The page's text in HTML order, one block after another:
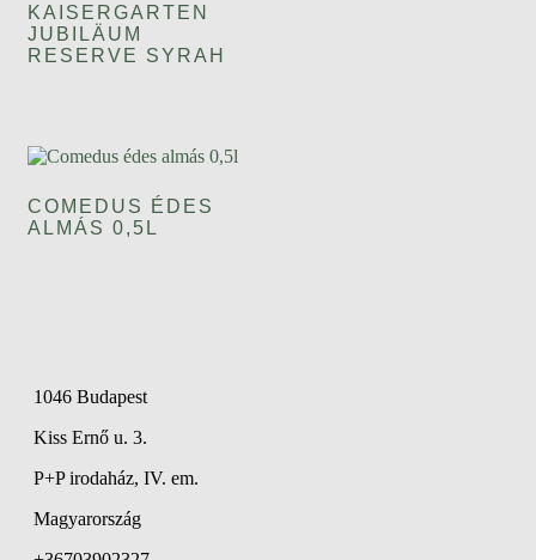
KAISERGARTEN
JUBILÄUM
RESERVE SYRAH
COMEDUS ÉDES
ALMÁS 0,5L
1046 Budapest
Kiss Ernő u. 3.
P+P irodaház, IV. em.
Magyarország